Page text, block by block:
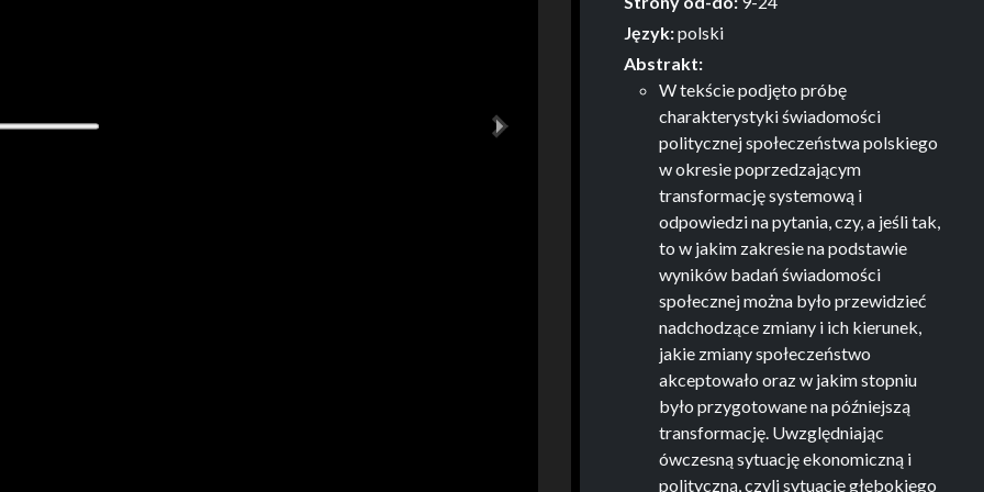
Język:polski
Abstrakt:
W tekście podjęto próbę
charakterystyki świadomości
politycznej społeczeństwa polskiego
w okresie poprzedzającym
transformację systemową i
odpowiedzi na pytania, czy, a jeśli tak,
to w jakim zakresie na podstawie
wyników badań świadomości
społecznej można było przewidzieć
nadchodzące zmiany i ich kierunek,
jakie zmiany społeczeństwo
akceptowało oraz w jakim stopniu
było przygotowane na późniejszą
transformację. Uwzględniając
ówczesną sytuację ekonomiczną i
polityczną, czyli sytuację głębokiego